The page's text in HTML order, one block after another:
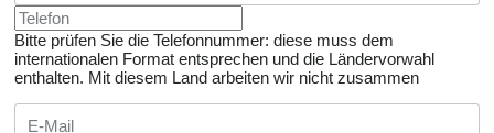
Bitte prüfen Sie die Telefonnummer: diese muss dem
internationalen Format entsprechen und die Ländervorwahl
enthalten. Mit diesem Land arbeiten wir nicht zusammen